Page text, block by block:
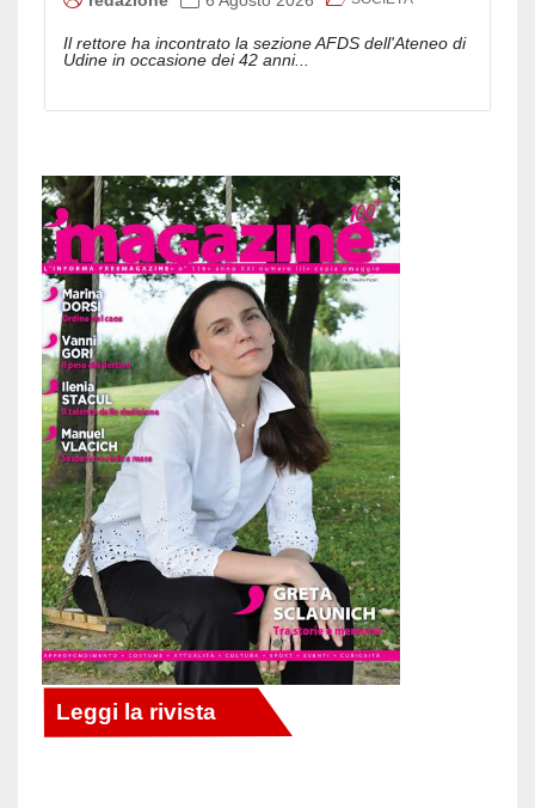
Il rettore ha incontrato la sezione AFDS dell'Ateneo di
Udine in occasione dei 42 anni...